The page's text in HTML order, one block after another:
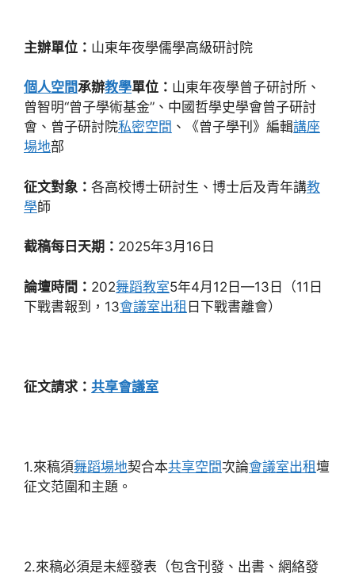
主辦單位： 山東年夜學儒學高級研討院
個人空間承辦教學單位： 山東年夜學曾子研討所、
曾智明“曾子學術基金”、中國哲學史學會曾子研討
會、曾子研討院私密空間 、《曾子學刊》編輯講座
場地部
征文對象： 各高校博士研討生、博士后及青年講教
學師
截稿每日天期： 2025年3月16日
論壇時間： 202舞蹈教室5年4月12日—13日（11日
下戰書報到，13會議室出租 日下戰書離會）
征文請求： 共享會議室
1.來稿須舞蹈場地契合本共享空間次論會議室出租壇
征文范圍和主題。
2.來稿必須是未經發表（包含刊發、出書、網絡發